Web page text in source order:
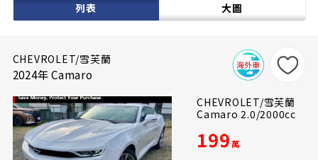
列表 大圖
CHEVROLET/雪芙蘭
2024年 Camaro
CHEVROLET/雪芙蘭
Camaro 2.0/2000cc
199萬